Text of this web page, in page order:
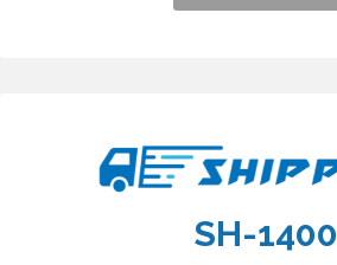
SH-1400